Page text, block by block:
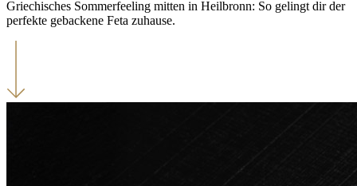
Griechisches Sommerfeeling mitten in Heilbronn: So gelingt dir der
perfekte gebackene Feta zuhause.